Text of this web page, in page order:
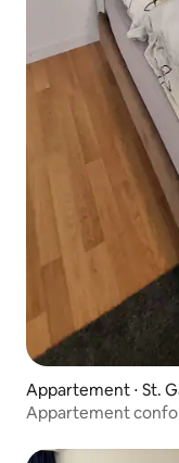
Appartement ⋅ St.
Appartement